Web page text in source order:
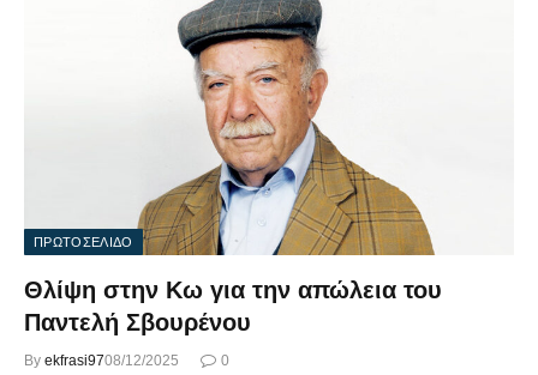
ΠΡΩΤΟΣΕΛΙΔΟ
Θλίψη στην Κω για την απώλεια του
Παντελή Σβουρένου
By ekfrasi9708/12/2025 0